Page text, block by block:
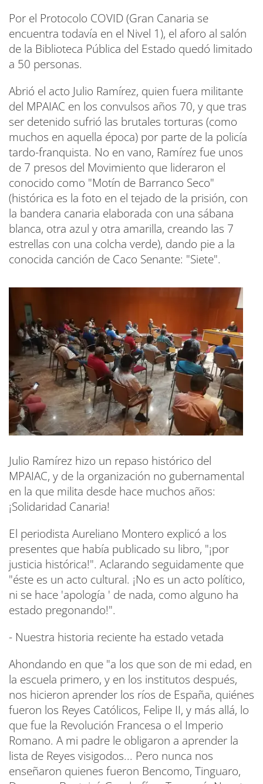
Por el Protocolo COVID (Gran Canaria se
encuentra todavía en el Nivel 1), el aforo al salón
de la Biblioteca Pública del Estado quedó limitado
a 50 personas.
Abrió el acto Julio Ramírez, quien fuera militante
del MPAIAC en los convulsos años 70, y que tras
ser detenido sufrió las brutales torturas (como
muchos en aquella época) por parte de la policía
tardo-franquista. No en vano, Ramírez fue unos
de 7 presos del Movimiento que lideraron el
conocido como "Motín de Barranco Seco"
(histórica es la foto en el tejado de la prisión, con
la bandera canaria elaborada con una sábana
blanca, otra azul y otra amarilla, creando las 7
estrellas con una colcha verde), dando pie a la
conocida canción de Caco Senante: "Siete".
Julio Ramírez hizo un repaso histórico del
MPAIAC, y de la organización no gubernamental
en la que milita desde hace muchos años:
¡Solidaridad Canaria!
El periodista Aureliano Montero explicó a los
presentes que había publicado su libro, "¡por
justicia histórica!". Aclarando seguidamente que
"éste es un acto cultural. ¡No es un acto político,
ni se hace 'apología ' de nada, como alguno ha
estado pregonando!".
- Nuestra historia reciente ha estado vetada
Ahondando en que "a los que son de mi edad, en
la escuela primero, y en los institutos después,
nos hicieron aprender los ríos de España, quiénes
fueron los Reyes Católicos, Felipe II, y más allá, lo
que fue la Revolución Francesa o el Imperio
Romano. A mi padre le obligaron a aprender la
lista de Reyes visigodos... Pero nunca nos
enseñaron quienes fueron Bencomo, Tinguaro,